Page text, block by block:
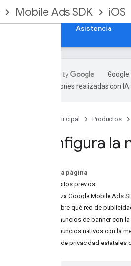
Mobile Ads SDK iOS
Asistencia
traducciones realizadas con
Página principal Productos
Configura la
En esta página
Requisitos previos
Inicializa Google Mobile Ads
Descubre qué red de
Usa anuncios de banner con
Usa anuncios nativos con la
Leyes de privacidad estatales